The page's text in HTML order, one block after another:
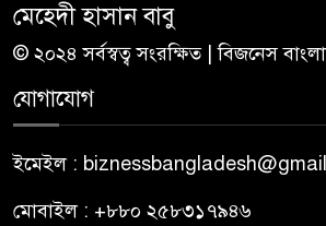
মেহেদী হাসান বাবু
© ২০২৪ সর্বস্বত্ব সংরক্ষিত | বিজনেস
যোগাযোগ
ইমেইল :
মোবাইল : +৮৮০ ২৫৮৩১৭৯৪৬